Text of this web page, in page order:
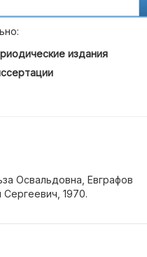
издания
Освальдовна, Евграфов
Сергеевич, 1970.